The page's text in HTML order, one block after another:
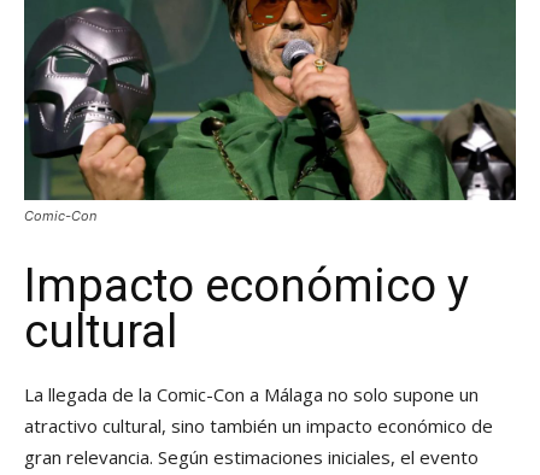
Comic-Con
Impacto económico y
cultural
La llegada de la Comic-Con a Málaga no solo supone un
atractivo cultural, sino también un impacto económico de
gran relevancia. Según estimaciones iniciales, el evento